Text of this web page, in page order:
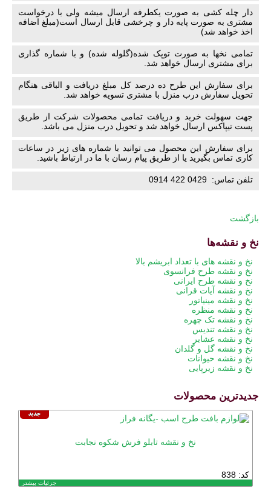
دار چله کشی به صورت یکطرفه ارسال میشه ولی با درخواست
مشتری به صورت پایه دار و چرخشی قابل ارسال است(مبلغ اضافه
اخذ خواهد شد)
تمامی نخها به صورت توپک شده(گلوله شده) و با شماره گذاری
برای مشتری ارسال خواهد شد.
برای سفارش این طرح ده درصد کل مبلغ دریافت و الباقی هنگام
تحویل سفارش درب منزل با مشتری تسویه خواهد شد.
جهت سهولت خربد و دریافت تمامی محصولات شرکت از طریق
پست تیپاکس ارسال خواهد شد و تحویل درب منزل می باشد.
برای سفارش این محصول می توانید با شماره های زیر در ساعات
کاری تماس بگیرید یا از طریق پیام رسان با ما در ارتباط باشید.
تلفن تماس: 0429 422 0914
بازگشت
نخ و نقشه‌ها
پریدن
ناوبری
نخ و نقشه های با تعداد ابریشم بالا
نخ و نقشه طرح فرانسوی
نخ و نقشه طرح ایرانی
نخ و نقشه آیات قرانی
نخ و نقشه مینیاتور
نخ و نقشه منظره
نخ و نقشه تک چهره
نخ و نقشه تندیس
نخ و نقشه عشایر
نخ و نقشه گل و گلدان
نخ و نقشه حیوانات
نخ و نقشه زیرپایی
جدیدترین محصولات
نخ و نقشه تابلو فرش شکوه نجابت
کد: 838
جزئیات بیشتر